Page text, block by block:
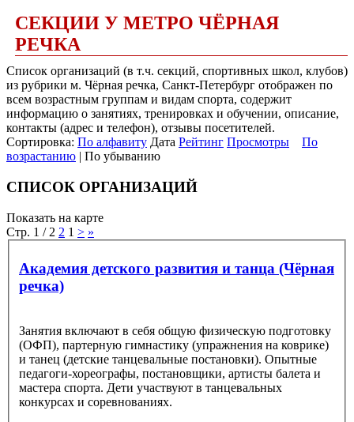
СЕКЦИИ У МЕТРО ЧЁРНАЯ
РЕЧКА
Список организаций (в т.ч. секций, спортивных школ, клубов)
из рубрики м. Чёрная речка, Санкт-Петербург отображен по
всем возрастным группам и видам спорта, содержит
информацию о занятиях, тренировках и обучении, описание,
контакты (адрес и телефон), отзывы посетителей.
Сортировка: По алфавиту Дата Рейтинг Просмотры
По
возрастанию | По убыванию
СПИСОК ОРГАНИЗАЦИЙ
Показать на карте
Стр. 1 / 2 2 1 > »
Академия детского развития и танца (Чёрная
речка)
Занятия включают в себя общую физическую подготовку
(ОФП), партерную гимнастику (упражнения на коврике)
и танец (детские танцевальные постановки). Опытные
педагоги-хореографы, постановщики, артисты балета и
мастера спорта. Дети участвуют в танцевальных
конкурсах и соревнованиях.